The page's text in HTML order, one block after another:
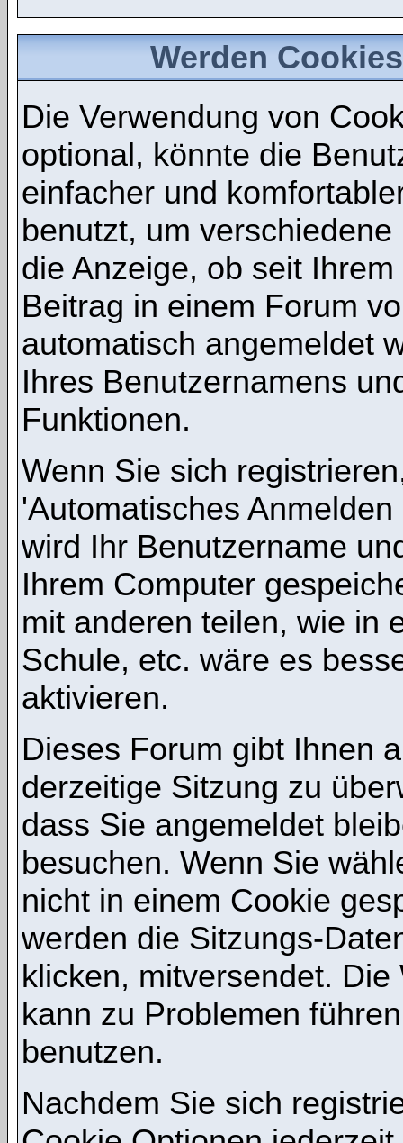
Werden
Die Verwendung von
optional, könnte die
einfacher und
benutzt, um
die Anzeige, ob seit
Beitrag in einem Forum
automatisch angemeldet
Ihres Benutzernamens
Funktionen.
Wenn Sie sich
'Automatisches
wird Ihr Benutzername
Ihrem Computer
mit anderen teilen, wie in
Schule, etc. wäre es
aktivieren.
Dieses Forum gibt Ihnen
derzeitige Sitzung zu
dass Sie angemeldet
besuchen. Wenn Sie
nicht in einem Cookie
werden die Sitzungs-
klicken, mitversendet.
kann zu Problemen
benutzen.
Nachdem Sie sich